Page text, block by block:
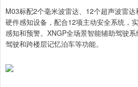
M03标配2个毫米波雷达、12个超声波雷
硬件感知设备，配合12项主动安全系统，
感知和预警。XNGP全场景智能辅助驾驶
驾驶和跨楼层记忆泊车等功能。